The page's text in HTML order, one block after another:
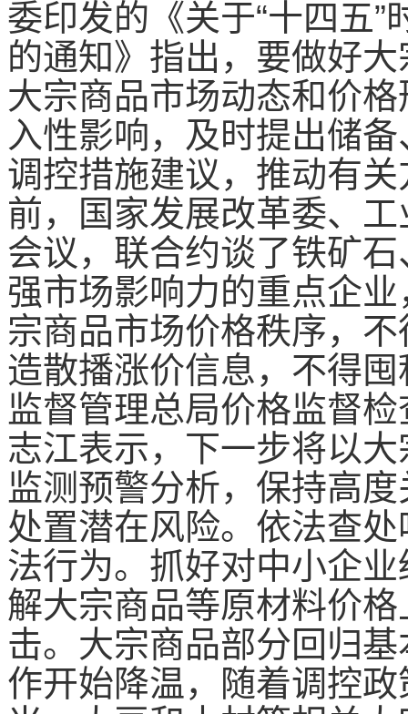
委印发的《关于“十四五
的通知》指出，要做好
大宗商品市场动态和价
入性影响，及时提出储
调控措施建议，推动有
前，国家发展改革委、
会议，联合约谈了铁矿
强市场影响力的重点企
宗商品市场价格秩序，
造散播涨价信息，不得
监督管理总局价格监督
志江表示，下一步将以
监测预警分析，保持高
处置潜在风险。依法查
法行为。抓好对中小企
解大宗商品等原材料价
击。大宗商品部分回归
作开始降温，随着调控